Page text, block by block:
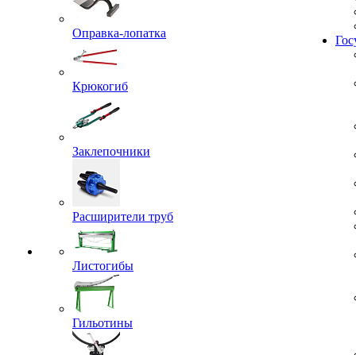
Оправка-лопатка
Крюкогиб
Заклепочники
Расширители труб
Листогибы
Гильотины